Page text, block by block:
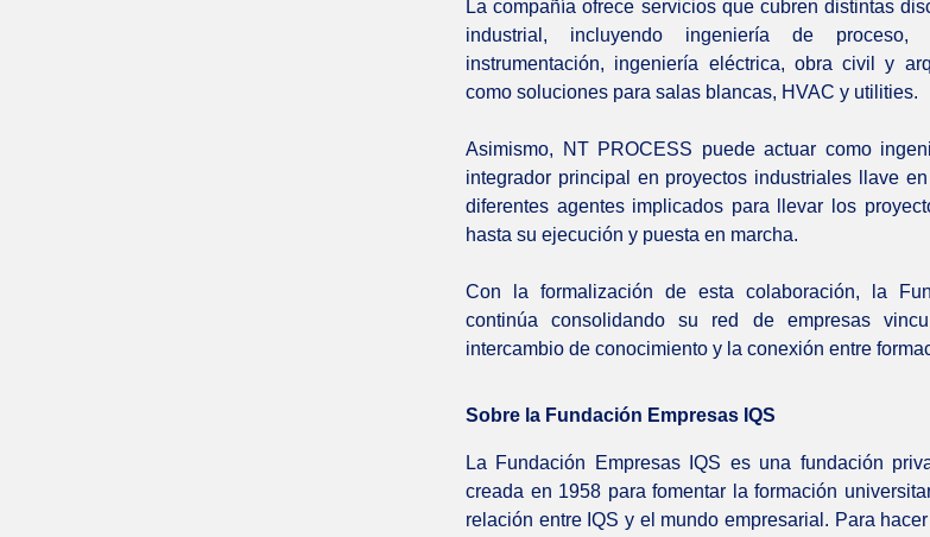
La compañía ofrece servicios que cubren distintas
industrial, incluyendo ingeniería de proceso,
instrumentación, ingeniería eléctrica, obra civil y
como soluciones para salas blancas, HVAC y utilities.
Asimismo, NT PROCESS puede actuar como
integrador principal en proyectos industriales llave
diferentes agentes implicados para llevar los
hasta su ejecución y puesta en marcha.
Con la formalización de esta colaboración, la
continúa consolidando su red de empresas
intercambio de conocimiento y la conexión entre
Sobre la Fundación Empresas IQS
La Fundación Empresas IQS es una fundación
creada en 1958 para fomentar la formación
relación entre IQS y el mundo empresarial. Para